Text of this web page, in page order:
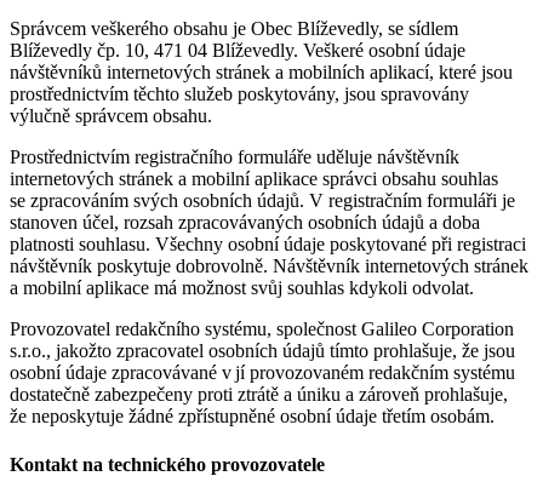
Správcem veškerého obsahu je Obec Blíževedly, se sídlem
Blíževedly čp. 10, 471 04 Blíževedly. Veškeré osobní údaje
návštěvníků internetových stránek a mobilních aplikací, které jsou
prostřednictvím těchto služeb poskytovány, jsou spravovány
výlučně správcem obsahu.
Prostřednictvím registračního formuláře uděluje návštěvník
internetových stránek a mobilní aplikace správci obsahu souhlas
se zpracováním svých osobních údajů. V registračním formuláři je
stanoven účel, rozsah zpracovávaných osobních údajů a doba
platnosti souhlasu. Všechny osobní údaje poskytované při registraci
návštěvník poskytuje dobrovolně. Návštěvník internetových stránek
a mobilní aplikace má možnost svůj souhlas kdykoli odvolat.
Provozovatel redakčního systému, společnost Galileo Corporation
s.r.o., jakožto zpracovatel osobních údajů tímto prohlašuje, že jsou
osobní údaje zpracovávané v jí provozovaném redakčním systému
dostatečně zabezpečeny proti ztrátě a úniku a zároveň prohlašuje,
že neposkytuje žádné zpřístupněné osobní údaje třetím osobám.
Kontakt na technického provozovatele